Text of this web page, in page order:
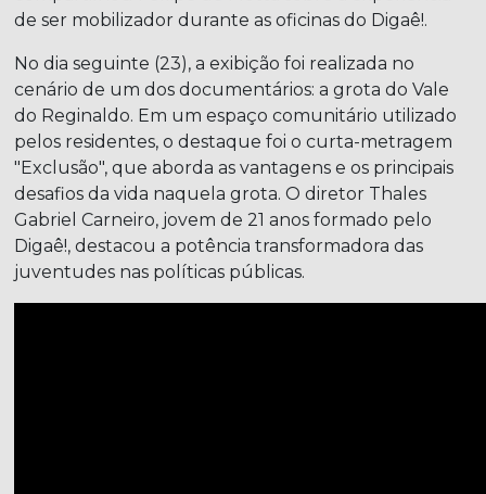
de ser mobilizador durante as oficinas do Digaê!.
No dia seguinte (23), a exibição foi realizada no
cenário de um dos documentários: a grota do Vale
do Reginaldo. Em um espaço comunitário utilizado
pelos residentes, o destaque foi o curta-metragem
"Exclusão", que aborda as vantagens e os principais
desafios da vida naquela grota. O diretor Thales
Gabriel Carneiro, jovem de 21 anos formado pelo
Digaê!, destacou a potência transformadora das
juventudes nas políticas públicas.